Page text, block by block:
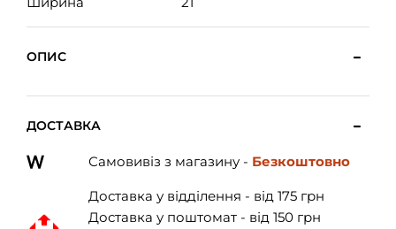
ОПИС
ДОСТАВКА
Самовивіз з магазину - Безкоштовно
Доставка у відділення - від 175 грн
Доставка у поштомат - від 150 грн